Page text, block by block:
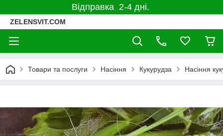
Відправка 2-4 дні.
ZELENSVIT.COM
Товари та послуги Насіння Кукурудза Насіння